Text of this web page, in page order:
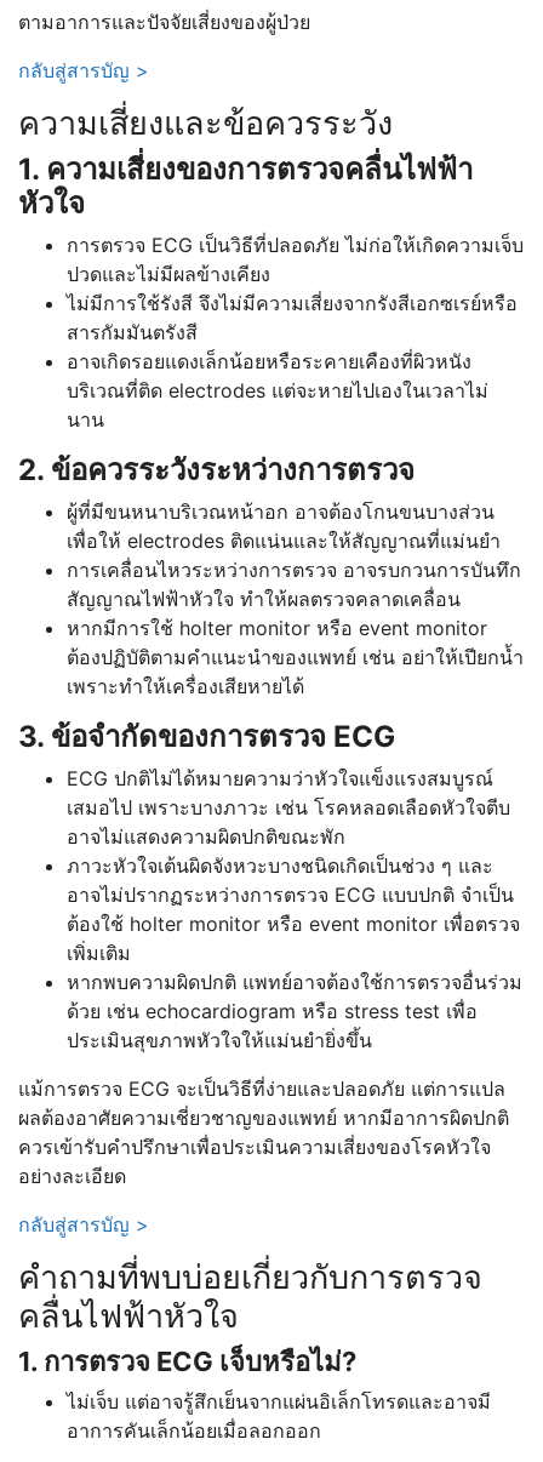
ตามอาการและปัจจัยเสี่ยงของผู้ป่วย
กลับสู่สารบัญ >
ความเสี่ยงและข้อควรระวัง
1. ความเสี่ยงของการตรวจคลื่นไฟฟ้า
หัวใจ
การตรวจ ECG เป็นวิธีที่ปลอดภัย ไม่ก่อให้เกิดความเจ็บ
ปวดและไม่มีผลข้างเคียง
ไม่มีการใช้รังสี จึงไม่มีความเสี่ยงจากรังสีเอกซเรย์หรือ
สารกัมมันตรังสี
อาจเกิดรอยแดงเล็กน้อยหรือระคายเคืองที่ผิวหนัง
บริเวณที่ติด electrodes แต่จะหายไปเองในเวลาไม่
นาน
2. ข้อควรระวังระหว่างการตรวจ
ผู้ที่มีขนหนาบริเวณหน้าอก อาจต้องโกนขนบางส่วน
เพื่อให้ electrodes ติดแน่นและให้สัญญาณที่แม่นยำ
การเคลื่อนไหวระหว่างการตรวจ อาจรบกวนการบันทึก
สัญญาณไฟฟ้าหัวใจ ทำให้ผลตรวจคลาดเคลื่อน
หากมีการใช้ holter monitor หรือ event monitor
ต้องปฏิบัติตามคำแนะนำของแพทย์ เช่น อย่าให้เปียกน้ำ
เพราะทำให้เครื่องเสียหายได้
3. ข้อจำกัดของการตรวจ ECG
ECG ปกติไม่ได้หมายความว่าหัวใจแข็งแรงสมบูรณ์
เสมอไป เพราะบางภาวะ เช่น โรคหลอดเลือดหัวใจตีบ
อาจไม่แสดงความผิดปกติขณะพัก
ภาวะหัวใจเต้นผิดจังหวะบางชนิดเกิดเป็นช่วง ๆ และ
อาจไม่ปรากฏระหว่างการตรวจ ECG แบบปกติ จำเป็น
ต้องใช้ holter monitor หรือ event monitor เพื่อตรวจ
เพิ่มเติม
หากพบความผิดปกติ แพทย์อาจต้องใช้การตรวจอื่นร่วม
ด้วย เช่น echocardiogram หรือ stress test เพื่อ
ประเมินสุขภาพหัวใจให้แม่นยำยิ่งขึ้น
แม้การตรวจ ECG จะเป็นวิธีที่ง่ายและปลอดภัย แต่การแปล
ผลต้องอาศัยความเชี่ยวชาญของแพทย์ หากมีอาการผิดปกติ
ควรเข้ารับคำปรึกษาเพื่อประเมินความเสี่ยงของโรคหัวใจ
อย่างละเอียด
กลับสู่สารบัญ >
คำถามที่พบบ่อยเกี่ยวกับการตรวจ
คลื่นไฟฟ้าหัวใจ
1. การตรวจ ECG เจ็บหรือไม่?
ไม่เจ็บ แต่อาจรู้สึกเย็นจากแผ่นอิเล็กโทรดและอาจมี
อาการคันเล็กน้อยเมื่อลอกออก